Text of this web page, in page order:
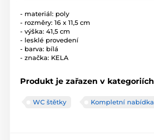
- materiál: poly
- rozměry: 16 x 11,5 cm
- výška: 41,5 cm
- lesklé provedení
- barva: bílá
- značka: KELA
Produkt je zařazen v kategoriích
WC štětky Kompletní nabídka